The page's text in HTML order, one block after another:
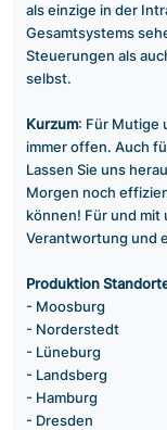
als einzige in der
Gesamtsystems
Steuerungen als
selbst.
Kurzum: Für Mutige
immer offen. Auch
Lassen Sie uns
Morgen noch
können! Für und mit
Verantwortung und
Produktion
- Moosburg
- Norderstedt
- Lüneburg
- Landsberg
- Hamburg
- Dresden